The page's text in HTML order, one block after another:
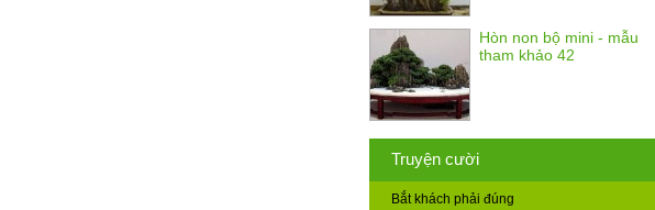
Hòn non bộ mini - mẫu
tham khảo 42
Truyện cười
Bắt khách phải đúng